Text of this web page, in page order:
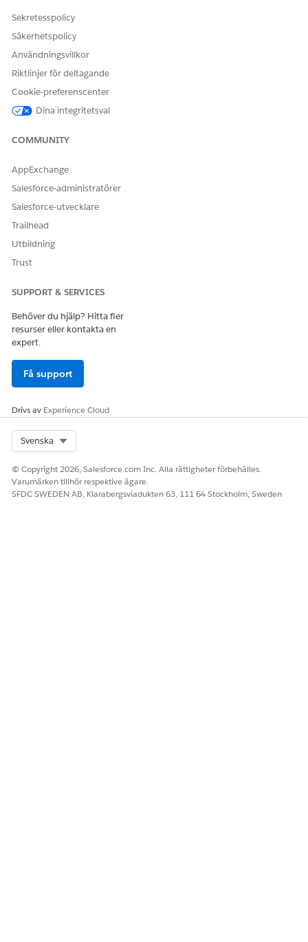
Skapa egna fält i objektet Leverantörsbesök och lägg
till dem på denna sidlayout för att samla in unika
verksamhetsdata.
Klicka påSpara.
Sekretesspolicy
Säkerhetspolicy
Användningsvillkor
Riktlinjer för deltagande
Cookie-preferenscenter
Dina integritetsval
COMMUNITY
AppExchange
Salesforce-administratörer
Salesforce-utvecklare
Trailhead
Utbildning
Trust
SUPPORT & SERVICES
Behöver du hjälp? Hitta fler
resurser eller kontakta en
expert.
Få support
Drivs av Experience Cloud
Svenska
© Copyright 2026, Salesforce.com Inc. Alla rättigheter förbehålles.
Varumärken tillhör respektive ägare.
SFDC SWEDEN AB, Klarabergsviadukten 63, 111 64 Stockholm, Sweden